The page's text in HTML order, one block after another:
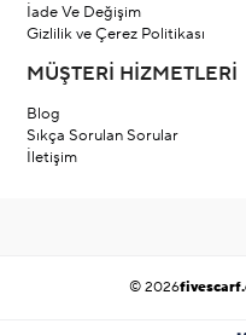
İade Ve Değişim
Gizlilik ve Çerez Politikası
MÜŞTERİ HİZMETLERİ
Blog
Sıkça Sorulan Sorular
İletişim
© 2026